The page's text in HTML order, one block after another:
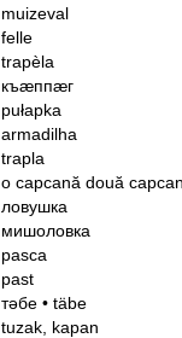
muizeval
felle
trapèla
къӕппӕг
pułapka
armadilha
trapla
o capcanădouă
ловушка
мишоловка
pasca
past
тәбе• täbe
tuzak, kapan